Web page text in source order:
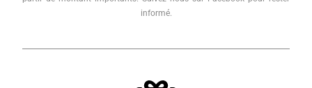
informé.